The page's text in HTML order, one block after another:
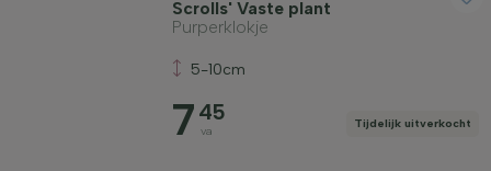
Scrolls' Vaste plant
Purperklokje
5-10cm
7 45
va
Tijdelijk uitverkocht